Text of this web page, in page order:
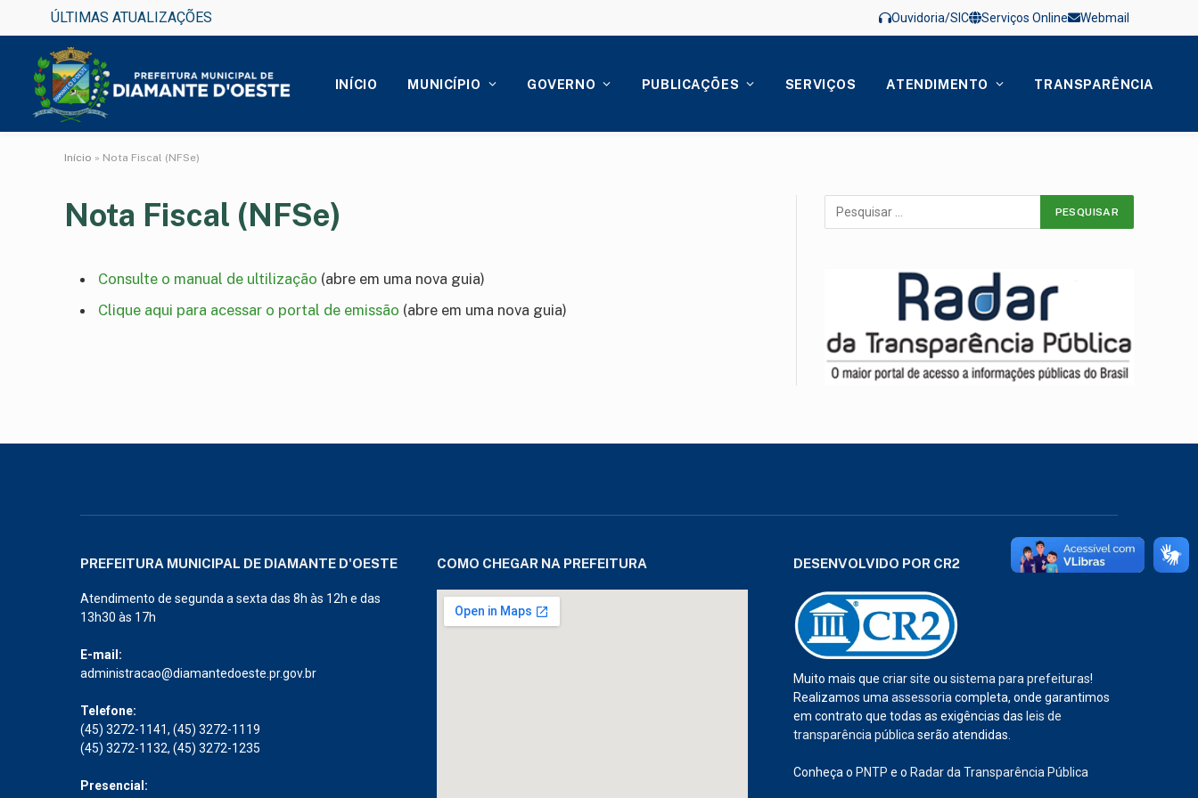
ÚLTIMAS ATUALIZAÇÕES Ouvidoria/SIC Serviços Online Webmail
INÍCIO MUNICÍPIO GOVERNO PUBLICAÇÕES SERVIÇOS ATENDIMENTO TRANSPARÊNCIA
Início » Nota Fiscal (NFSe)
Nota Fiscal (NFSe)
Consulte o manual de ultilização (abre em uma nova guia)
Clique aqui para acessar o portal de emissão (abre em uma nova guia)
PREFEITURA MUNICIPAL DE DIAMANTE D'OESTE
Atendimento de segunda a sexta das 8h às 12h e das
13h30 às 17h
E-mail:
administracao@diamantedoeste.pr.gov.br
Telefone:
(45) 3272-1141, (45) 3272-1119
(45) 3272-1132, (45) 3272-1235
Presencial:
COMO CHEGAR NA PREFEITURA DESENVOLVIDO POR CR2
Muito mais que criar site ou sistema para prefeituras!
Realizamos uma assessoria completa, onde garantimos
em contrato que todas as exigências das leis de
transparência pública serão atendidas.
Conheça o PNTP e o Radar da Transparência Pública